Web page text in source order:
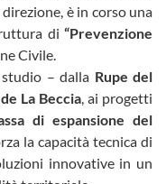
è in corso una
di “Prevenzione
Civile.
– dalla Rupe del
La Beccia, ai progetti
di espansione del
la capacità tecnica di
innovative in un